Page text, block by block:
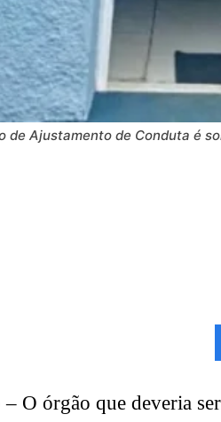
de Ajustamento de Conduta é
O órgão que deveria